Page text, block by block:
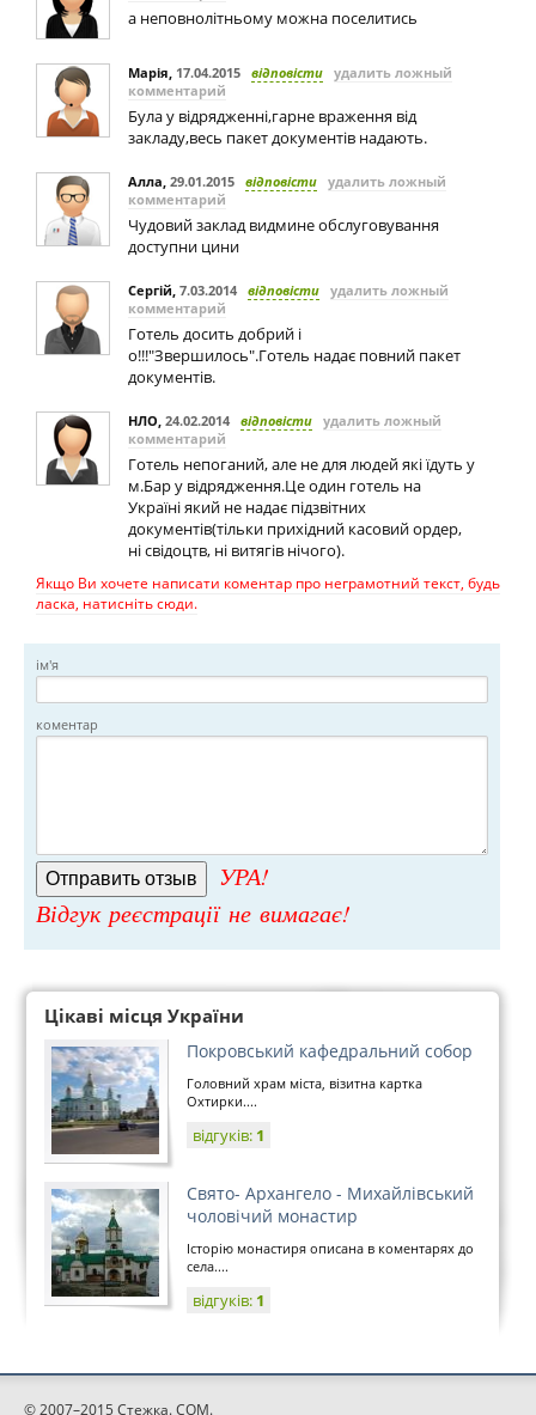
а неповнолiтньому можна поселитись
Марія, 17.04.2015 відповісти удалить ложный
комментарий
Була у відрядженні,гарне враження від
закладу,весь пакет документів надають.
Алла, 29.01.2015 відповісти удалить ложный
комментарий
Чудовий заклад видмине обслуговування
доступни цини
Сергій, 7.03.2014 відповісти удалить ложный
комментарий
Готель досить добрий і
о!!!"Звершилось".Готель надає повний пакет
документів.
НЛО, 24.02.2014 відповісти удалить ложный
комментарий
Готель непоганий, але не для людей які їдуть у
м.Бар у відрядження.Це один готель на
Україні який не надає підзвітних
документів(тільки прихідний касовий ордер,
ні свідоцтв, ні витягів нічого).
Якщо Ви хочете написати коментар про неграмотний текст, будь
ласка, натисніть сюди.
ім'я
коментар
УРА!
Відгук реєстрації не вимагає!
Цікаві місця України
Покровський кафедральний собор
Головний храм міста, візитна картка
Охтирки....
відгуків: 1
Свято- Архангело - Михайлівський
чоловічий монастир
Історію монастиря описана в коментарях до
села....
відгуків: 1
© 2007–2015 Стежка. COM.